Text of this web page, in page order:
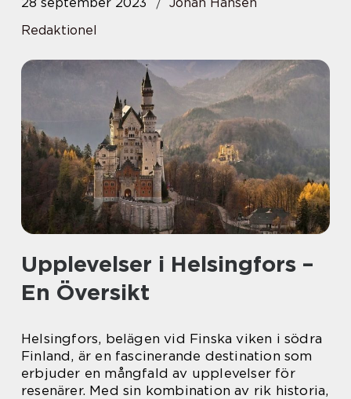
Redaktionel
Upplevelser i Helsingfors –
En Översikt
Helsingfors, belägen vid Finska viken i södra
Finland, är en fascinerande destination som
erbjuder en mångfald av upplevelser för
resenärer. Med sin kombination av rik historia,